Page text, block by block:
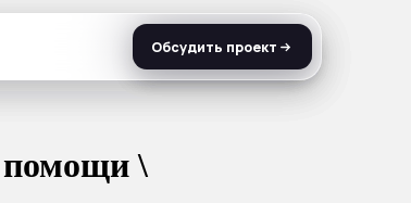
Обсудить проект
Обсудить проект
помощи \
Обсудить проект